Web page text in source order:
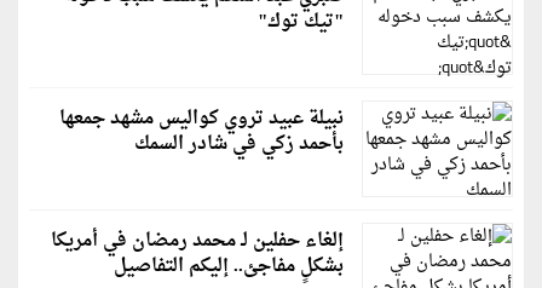
"تيك توك"
نبيلة عبيد تروي كواليس مشهد جمعها
بأحمد زكي في شادر السمك
إلغاء حفلين لـ محمد رمضان في أمريكا
بشكلٍ مفاجئ.. إليكم التفاصيل